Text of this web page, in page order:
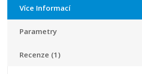
Více Informací
Parametry
Recenze (1)